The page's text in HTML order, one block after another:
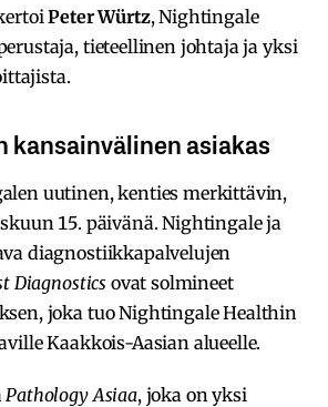
Peter Würtz, Nightingale
tieteellinen johtaja ja yksi
kansainvälinen asiakas
uutinen, kenties merkittävin,
15. päivänä. Nightingale ja
diagnostiikkapalvelujen
Diagnostics ovat solmineet
joka tuo Nightingale Healthin
Kaakkois-Aasian alueelle.
Pathology Asiaa, joka on yksi